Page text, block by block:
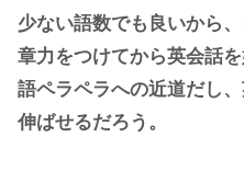
少ない語数でも良いから
章力をつけてから英会話
語ペラペラへの近道だし
伸ばせるだろう。